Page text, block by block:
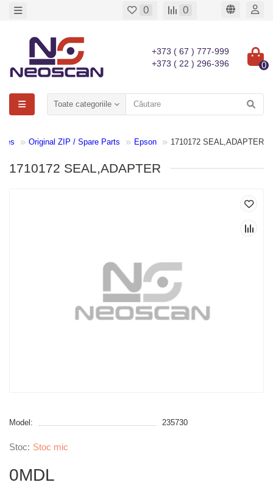
0 0
+373 ( 67 ) 777-999
+373 ( 22 ) 296-396
0
Toate categoriile
Original ZIP / Spare Parts Epson 1710172 SEAL,ADAPTER
1710172 SEAL,ADAPTER
Model: 235730
Stoc mic
0MDL